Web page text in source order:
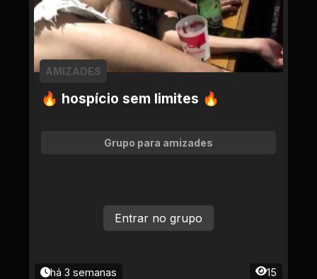
🔥 hospício sem limites 🔥
AMIZADES
Grupo para amizades
há 3 semanas 15
Entrar no grupo